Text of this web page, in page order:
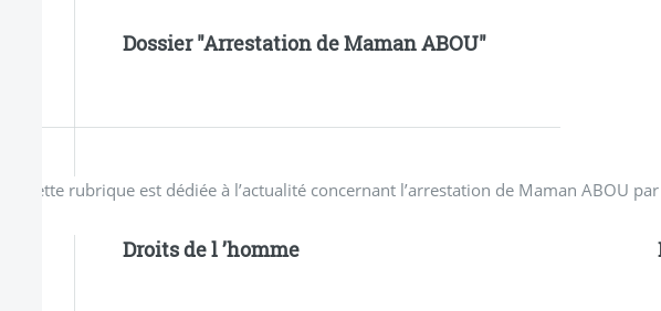
Dossier "Arrestation de Maman ABOU"
Cette rubrique est dédiée à l’actualité concernant l’arrestation de Maman ABOU
Droits de l ’homme